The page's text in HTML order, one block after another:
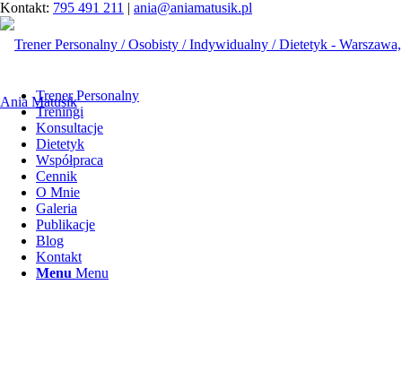
Kontakt: 795 491 211 | ania@aniamatusik.pl
Trener Personalny
Treningi
Konsultacje
Dietetyk
Współpraca
Cennik
O Mnie
Galeria
Publikacje
Blog
Kontakt
Menu Menu